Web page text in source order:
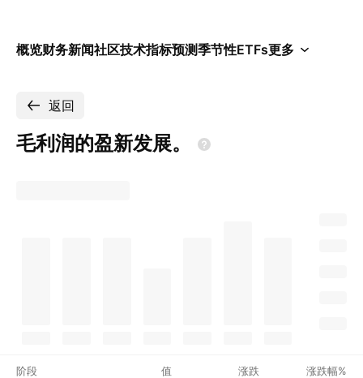
概览财务新闻社区技术指标预测季节性ETFs更多
返回
毛利润的盈新发展。
阶段 值 涨跌 涨跌幅%